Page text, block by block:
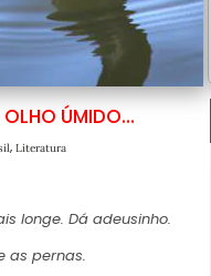
ÚMIDO…
, Literatura
longe. Dá adeusinho.
as pernas.